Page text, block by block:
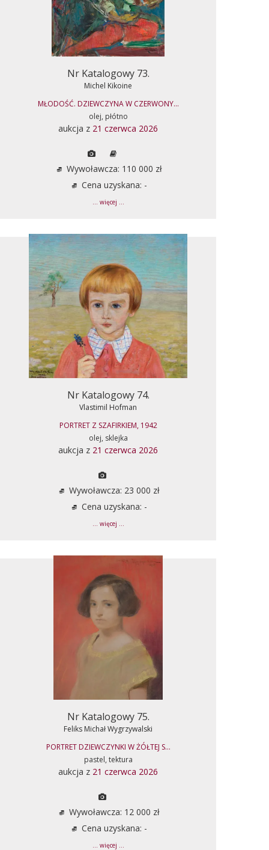
Nr Katalogowy 73.
Michel Kikoine
MŁODOŚĆ. DZIEWCZYNA W CZERWONY...
olej, płótno
aukcja z 21 czerwca 2026
Wywoławcza: 110 000 zł
Cena uzyskana: -
... więcej ...
Nr Katalogowy 74.
Vlastimil Hofman
PORTRET Z SZAFIRKIEM, 1942
olej, sklejka
aukcja z 21 czerwca 2026
Wywoławcza: 23 000 zł
Cena uzyskana: -
... więcej ...
Nr Katalogowy 75.
Feliks Michał Wygrzywalski
PORTRET DZIEWCZYNKI W ŻÓŁTEJ S...
pastel, tektura
aukcja z 21 czerwca 2026
Wywoławcza: 12 000 zł
Cena uzyskana: -
... więcej ...